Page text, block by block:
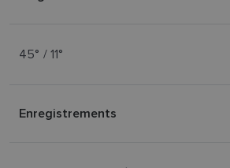
45° / 11°
Enregistrements